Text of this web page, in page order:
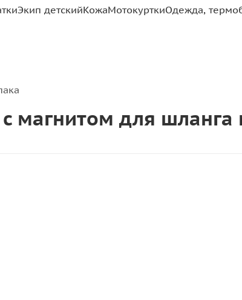
Экип детскийКожаМотокурткиОдежда,
магнитом для шланга